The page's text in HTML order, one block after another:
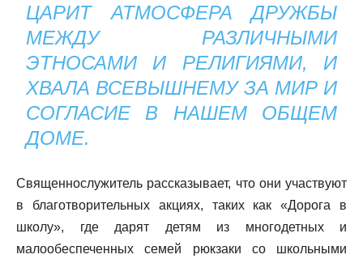
ЦАРИТ АТМОСФЕРА ДРУЖБЫ
МЕЖДУ РАЗЛИЧНЫМИ
ЭТНОСАМИ И РЕЛИГИЯМИ, И
ХВАЛА ВСЕВЫШНЕМУ ЗА МИР И
СОГЛАСИЕ В НАШЕМ ОБЩЕМ
ДОМЕ.
Священнослужитель рассказывает, что они участвуют
в благотворительных акциях, таких как «Дорога в
школу», где дарят детям из многодетных и
малообеспеченных семей рюкзаки со школьными